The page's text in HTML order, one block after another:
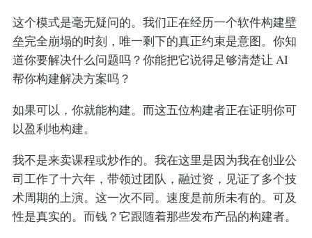
这个模式是毫无疑问的。我们正在经历一个软件构建壁
垒完全崩塌的时刻，唯一剩下的真正约束是意图。你知
道你要解决什么问题吗？你能把它说得足够清楚让 AI
帮你构建解决方案吗？
如果可以，你就能构建。而这五位构建者正在证明你可
以盈利地构建。
我不是来卖课程或炒作的。我在这里是因为我在创业公
司工作了十六年，带领过团队，融过资，见证了多个技
术周期的上演。这一次不同。速度是前所未有的。可及
性是真实的。而钱？它跟随着那些发布产品的构建者。